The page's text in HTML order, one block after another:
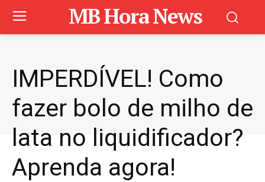
MB Hora News
IMPERDÍVEL! Como
fazer bolo de milho de
lata no liquidificador?
Aprenda agora!